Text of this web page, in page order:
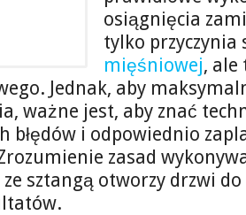
osiągnięcia
tylko
mięśniowej, ale
Jednak, aby
ważne jest, aby znać
błędów i odpowiednio
zasad
sztangą otworzy drzwi